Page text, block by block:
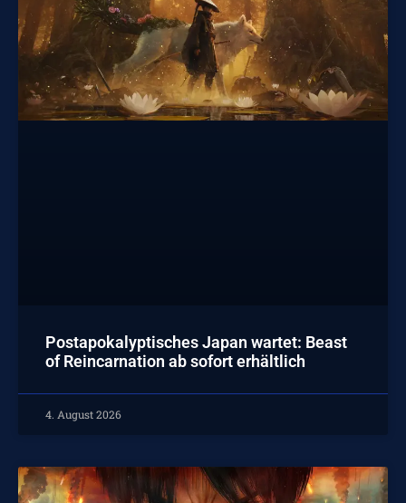
Postapokalyptisches Japan wartet: Beast
of Reincarnation ab sofort erhältlich
4. August 2026